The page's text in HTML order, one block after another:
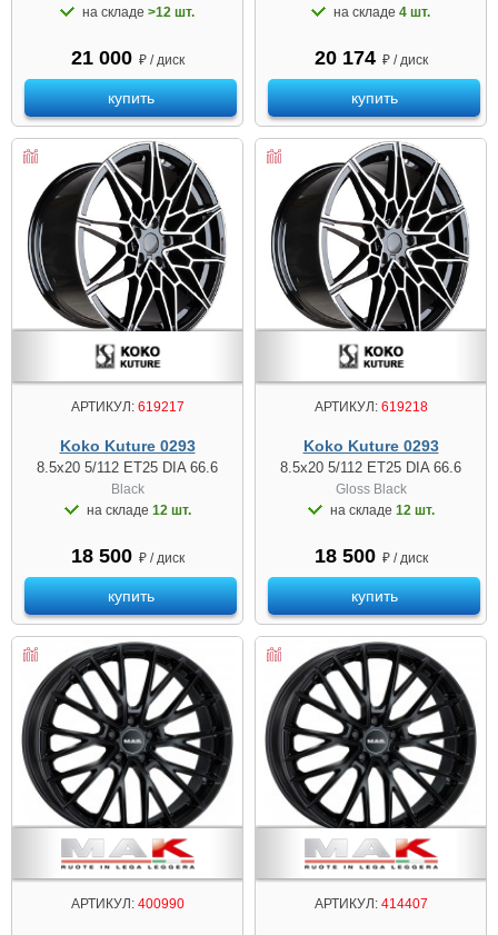
на складе >12 шт.
21 000 ₽ / диск
купить
на складе 4 шт.
20 174 ₽ / диск
купить
АРТИКУЛ:619217
Koko Kuture 0293
8.5x20 5/112 ET25 DIA 66.6
Black
на складе 12 шт.
18 500 ₽ / диск
купить
АРТИКУЛ:619218
Koko Kuture 0293
8.5x20 5/112 ET25 DIA 66.6
Gloss Black
на складе 12 шт.
18 500 ₽ / диск
купить
АРТИКУЛ:400990 АРТИКУЛ:414407